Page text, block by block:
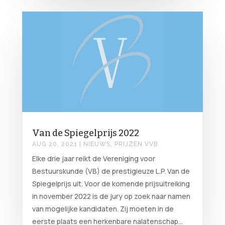
Van de Spiegelprijs 2022
AUG 20, 2021 NIEUWS, PRIJZEN VVB
Elke drie jaar reikt de Vereniging voor
Bestuurskunde (VB) de prestigieuze L.P. Van de
Spiegelprijs uit. Voor de komende prijsuitreiking
in november 2022 is de jury op zoek naar namen
van mogelijke kandidaten. Zij moeten in de
eerste plaats een herkenbare nalatenschap...